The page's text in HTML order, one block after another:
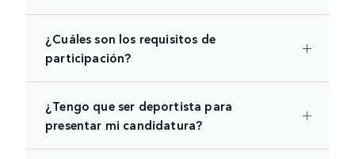
¿Cuáles son los requisitos de
participación?
¿Tengo que ser deportista para
presentar mi candidatura?